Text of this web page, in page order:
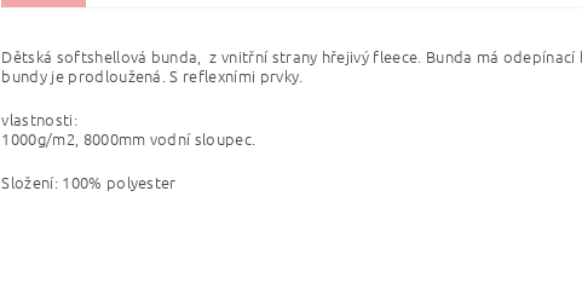
Dětská softshellová bunda, z vnitřní strany hřejivý fleece. Bunda má
bundy je prodloužená. S reflexními prvky.
vlastnosti:
1000g/m2, 8000mm vodní sloupec.
Složení: 100% polyester